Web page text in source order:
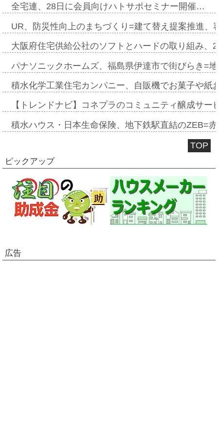
全宅連、28日に会員向けハトサポセミナー開催…
UR、防災性向上のまちづくり=建て替え提案推進
大阪府住宅供給公社のソフトとハードの取り組み
パナソニックホームズ、福島県伊達市で街びらき=
積水化学工業住宅カンパニー、自販機でお菓子や
【トレンドナビ】コネプラのコミュニティ醸成サ
積水ハウス・日本生命保険、地下鉄駅直結のZEB=
TOP
ピックアップ
広告